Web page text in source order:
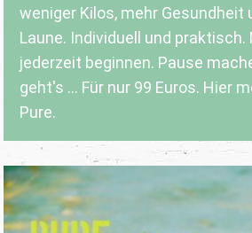
weniger Kilos, mehr Gesundheit
Laune. Individuell und praktisch.
jederzeit beginnen. Pause
geht's ... Für nur 99 Euros. Hier
Pure.